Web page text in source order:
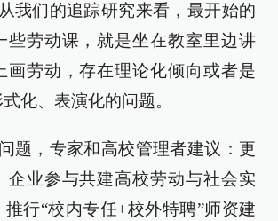
我们的追踪研究来看，最开始的
些劳动课，就是坐在教室里边讲
画劳动，存在理论化倾向或者是
化、表演化的问题。
题，专家和高校管理者建议：更
企业参与共建高校劳动与社会实
行“校内专任+校外特聘”师资建